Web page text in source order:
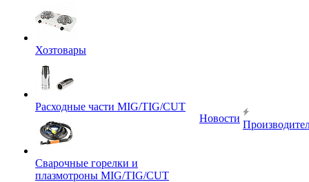
Хозтовары
Расходные части MIG/TIG/CUT
Сварочные горелки и
плазмотроны MIG/TIG/CUT
Новости